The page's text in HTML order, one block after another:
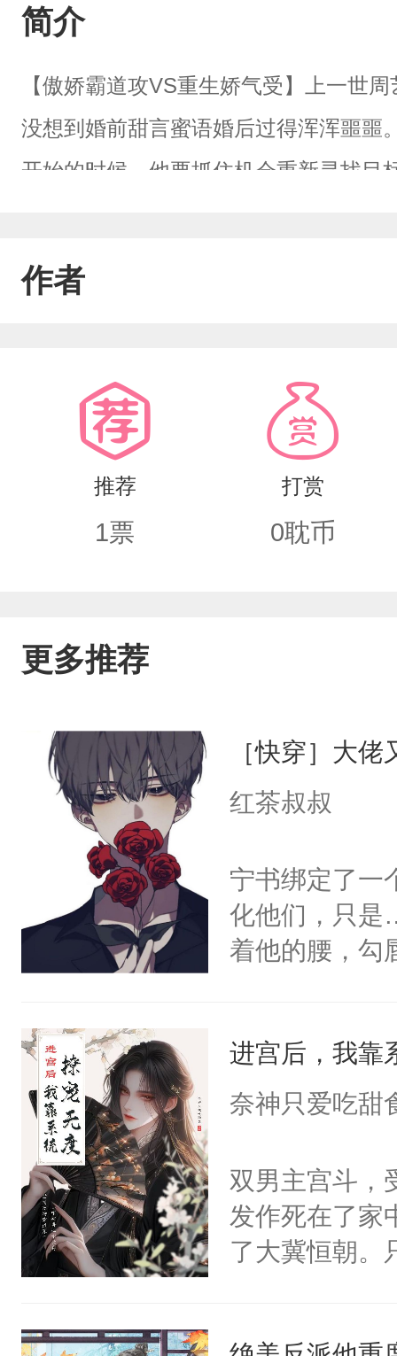
简介
【傲娇霸道攻VS重生娇气受】上一世
没想到婚前甜言蜜语婚后过得浑浑噩噩
开始的时候，他要抓住机会重新寻找目
作者
推荐
1票
打赏
0耽币
更多推荐
［快穿］大
红茶叔叔
宁书绑定了一
化他们，只是
着他的腰，勾
来，给老公亲
用力——为你
进宫后，我靠
奈神只爱吃甜
双男主宫斗，
发作死在了家
了大冀恒朝。